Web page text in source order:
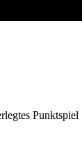
Punktspiel